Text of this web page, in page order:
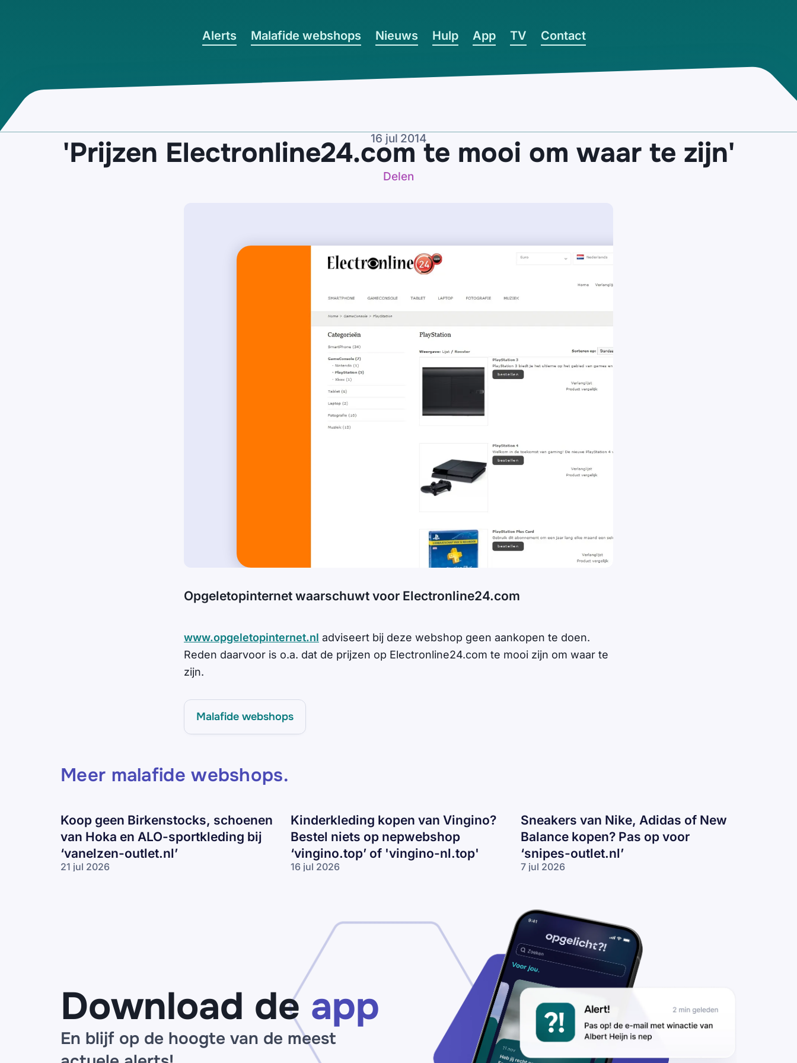
Alerts Malafide webshops Nieuws Hulp App TV Contact
16 jul 2014
'Prijzen Electronline24.com te mooi om waar te zijn'
Delen
Opgeletopinternet waarschuwt voor Electronline24.com
www.opgeletopinternet.nl adviseert bij deze webshop geen aankopen te doen.
Reden daarvoor is o.a. dat de prijzen op Electronline24.com te mooi zijn om waar te
zijn.
Malafide webshops
Meer malafide webshops.
Koop geen Birkenstocks, schoenen
van Hoka en ALO-sportkleding bij
‘vanelzen-outlet.nl’
21 jul 2026
Kinderkleding kopen van Vingino?
Bestel niets op nepwebshop
‘vingino.top’ of 'vingino-nl.top'
16 jul 2026
nepwebshop
‘vingino.top’
of 'vingino-
nl.top'
Sneakers van Nike, Adidas of New
Balance kopen? Pas op voor
‘snipes-outlet.nl’
7 jul 2026
Adidas
of New
Balance
kopen?
Pas op
voor
‘snipes-
outlet.nl’
Download de app
En blijf op de hoogte van de meest